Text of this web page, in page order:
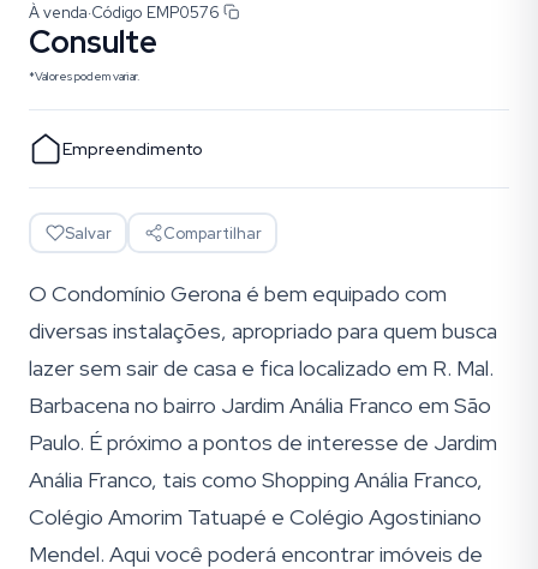
À venda·Código EMP0576
Consulte
*Valores podem variar.
Empreendimento
Salvar Compartilhar
O Condomínio Gerona é bem equipado com
diversas instalações, apropriado para quem busca
lazer sem sair de casa e fica localizado em R. Mal.
Barbacena no bairro Jardim Anália Franco em São
Paulo. É próximo a pontos de interesse de Jardim
Anália Franco, tais como Shopping Anália Franco,
Colégio Amorim Tatuapé e Colégio Agostiniano
Mendel. Aqui você poderá encontrar imóveis de